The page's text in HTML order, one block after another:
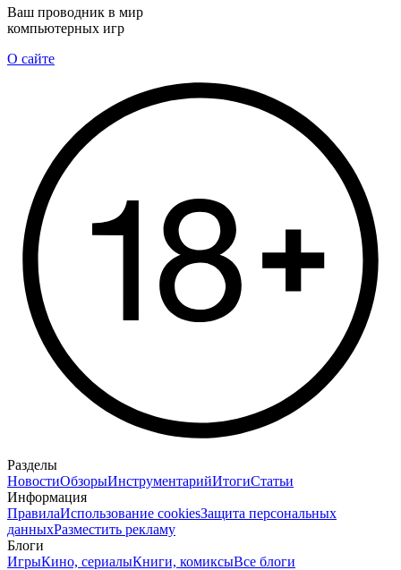
Ваш проводник в мир
компьютерных игр
О сайте
Разделы
НовостиОбзорыИнструментарийИтогиСтатьи
Информация
ПравилаИспользование cookiesЗащита персональных
данныхРазместить рекламу
Блоги
ИгрыКино, сериалыКниги, комиксыВсе блоги